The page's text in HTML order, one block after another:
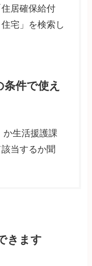
居確保給付
宅」を検索し
件で使え
か生活援護課
当するか聞
きます